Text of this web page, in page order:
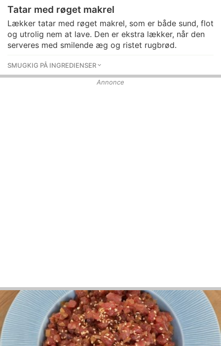
Tatar med røget makrel
Lækker tatar med røget makrel, som er både sund, flot
og utrolig nem at lave. Den er ekstra lækker, når den
serveres med smilende æg og ristet rugbrød.
SMUGKIG PÅ INGREDIENSER
Annonce